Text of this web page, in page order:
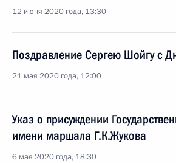
12 июня 2020 года, 13:30
Поздравление Сергею Шойгу с
21 мая 2020 года, 12:00
Указ о присуждении
имени маршала Г.К.Жукова
6 мая 2020 года, 18:30